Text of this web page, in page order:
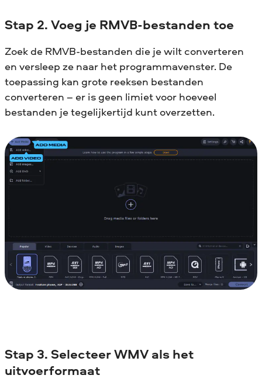
Stap 2. Voeg je RMVB-bestanden toe
Zoek de RMVB-bestanden die je wilt converteren
en versleep ze naar het programmavenster. De
toepassing kan grote reeksen bestanden
converteren – er is geen limiet voor hoeveel
bestanden je tegelijkertijd kunt overzetten.
Stap 3. Selecteer WMV als het
uitvoerformaat